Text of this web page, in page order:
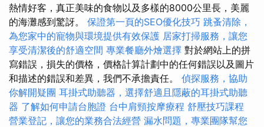
熱情好客，真正美味的食物以及多樣的8000公里長，美麗
的海灘感到驚訝。 保證第一頁的SEO優化技巧 跳蚤清除，
為您家中的寵物與環境提供有效保護 居家打掃服務，讓您
享受清潔後的舒適空間 專業餐廳外燴選擇 對於網站上的拼
寫錯誤，損失的價格，價格計算計劃中的任何錯誤以及圖片
和描述的錯誤和差異，我們不承擔責任。 偵探服務，協助
你解開疑團 耳掛式助聽器，選擇舒適且隱蔽的耳掛式助聽
器 了解如何申請台胞證 台中肩頸按摩療程 舒壓技巧課程
營業登記，讓您的業務合法經營 漏水問題，專業團隊幫您